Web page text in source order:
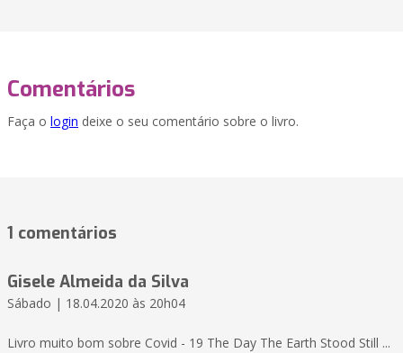
Comentários
Faça o login deixe o seu comentário sobre o livro.
1 comentários
Gisele Almeida da Silva
Sábado | 18.04.2020 às 20h04
Livro muito bom sobre Covid - 19 The Day The Earth Stood Still ...